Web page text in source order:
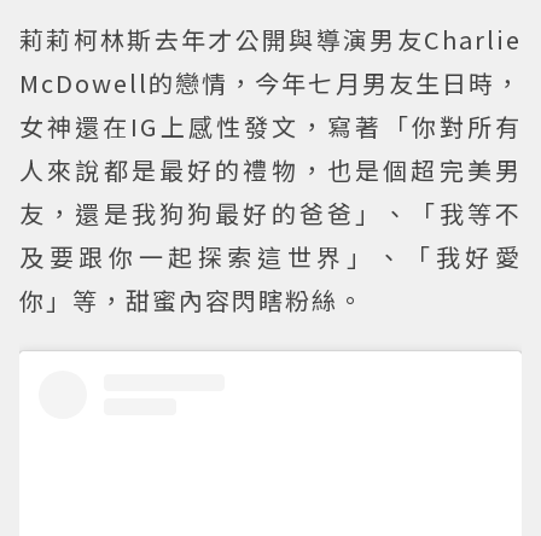
莉莉柯林斯去年才公開與導演男友Charlie
McDowell的戀情，今年七月男友生日時，
女神還在IG上感性發文，寫著「你對所有
人來說都是最好的禮物，也是個超完美男
友，還是我狗狗最好的爸爸」、「我等不
及要跟你一起探索這世界」、「我好愛
你」等，甜蜜內容閃瞎粉絲。